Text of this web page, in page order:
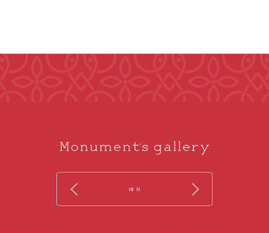
Monument's gallery
1
/ 10